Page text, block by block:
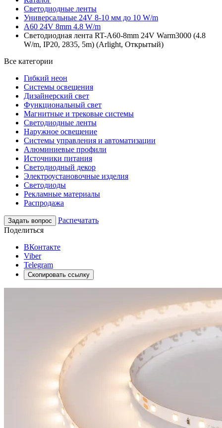
Светодиодные ленты
Универсальные 24V 8-10 мм до 10 W/m
A60 24V 8mm 4.8 W/m
Светодиодная лента RT-A60-8mm 24V Warm3000 (4.8
W/m, IP20, 2835, 5m) (Arlight, Открытый)
Все категории
Гибкий неон
Системы освещения
Дизайнерский свет
Функциональный свет
Магнитные и трековые системы
Светодиодные ленты
Наружное освещение
Системы управления и автоматизации
Алюминиевые профили
Источники питания
Светодиодный декор
Электроустановочные изделия
Светодиоды
Рекламные материалы
Распродажа
Задать вопрос
Распечатать
Поделиться
ВКонтакте
Viber
Telegram
Скопировать ссылку